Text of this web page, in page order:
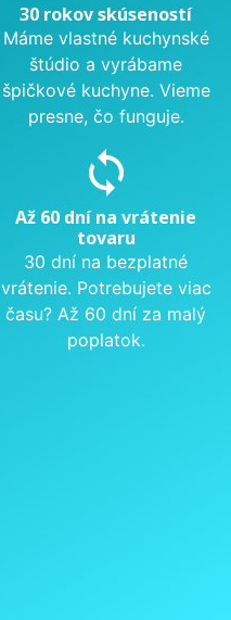
30 rokov skúseností
Máme vlastné kuchynské
štúdio a vyrábame
špičkové kuchyne. Vieme
presne, čo funguje.
sync
Až 60 dní na vrátenie
tovaru
30 dní na bezplatné
vrátenie. Potrebujete viac
času? Až 60 dní za malý
poplatok.